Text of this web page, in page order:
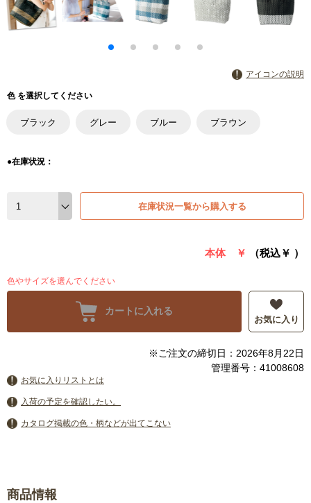
アイコンの説明
色 を選択してください
ブラック グレー ブルー ブラウン
●在庫状況：
在庫状況一覧から購入する
本体 ￥ （税込￥ ）
色やサイズを選んでください
カートに入れる
お気に入り
※ご注文の締切日：2026年8月22日
管理番号：41008608
お気に入りリストとは
入荷の予定を確認したい。
カタログ掲載の色・柄などが出てこない
商品情報